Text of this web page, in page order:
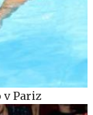
v Pariz